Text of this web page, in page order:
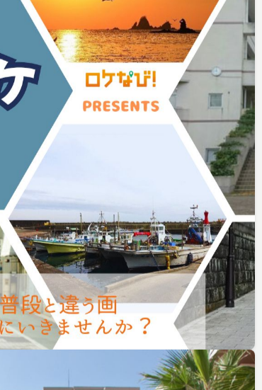
伊東ロケーションサービス
東京から70分とアクセス抜群！温泉、文
化施設、自然などでの撮影を市長筆頭に
組織で対応